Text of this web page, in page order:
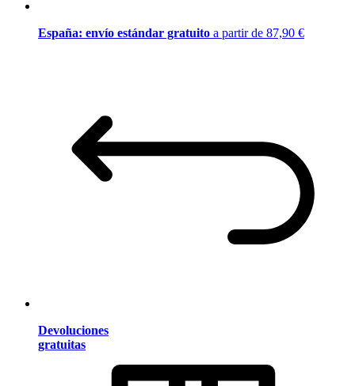
España: envío estándar gratuito a partir de 87,90 €
Devoluciones
gratuitas